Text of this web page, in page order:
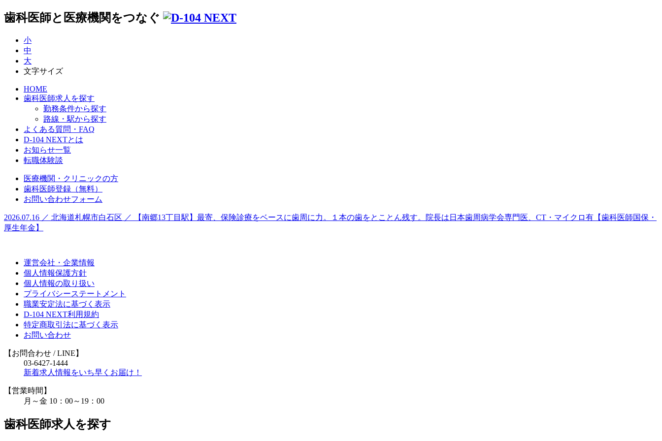
歯科医師と医療機関をつなぐ
小
中
大
文字サイズ
HOME
歯科医師求人を探す
勤務条件から探す
路線・駅から探す
よくある質問・FAQ
D-104 NEXTとは
お知らせ一覧
転職体験談
医療機関・クリニックの方
歯科医師登録（無料）
お問い合わせフォーム
2026.07.16 ／ 北海道札幌市白石区 ／ 【南郷13丁目駅】最寄、保険診療をベースに歯周に力。１本の歯をとことん残す。院長は日本歯周病学会専門医、CT・マイクロ有【歯科医師国保・
厚生年金】
運営会社・企業情報
個人情報保護方針
個人情報の取り扱い
プライバシーステートメント
職業安定法に基づく表示
D-104 NEXT利用規約
特定商取引法に基づく表示
お問い合わせ
【お問合わせ / LINE 】
03-6427-1444
新着求人情報をいち早くお届け！
【営業時間】
月～金 10：00～19：00
歯科医師求人を探す